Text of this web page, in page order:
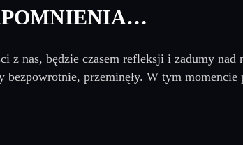
z nas, będzie czasem refleksji i zadumy nad
bezpowrotnie, przeminęły. W tym